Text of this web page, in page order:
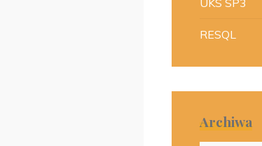
RESQL
Archiwa